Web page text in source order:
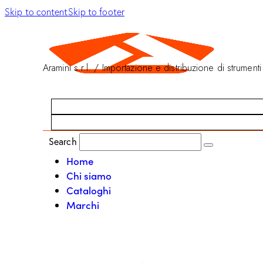
Skip to contentSkip to footer
Aramini s.r.l. / Importazione e distribuzione di strumenti
Search
Home
Chi siamo
Cataloghi
Marchi